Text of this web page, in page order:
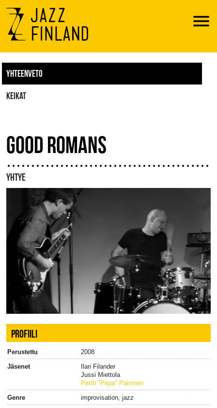
Menu
YHTEENVETO
KEIKAT
GOOD ROMANS
YHTYE
PROFIILI
Perustettu
2008
Jäsenet
Ilari Filander
Jussi Miettola
Pertti "Pepa" Päivinen
Genre
improvisation, jazz